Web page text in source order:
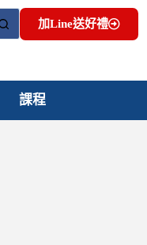
加Line送好禮
課程